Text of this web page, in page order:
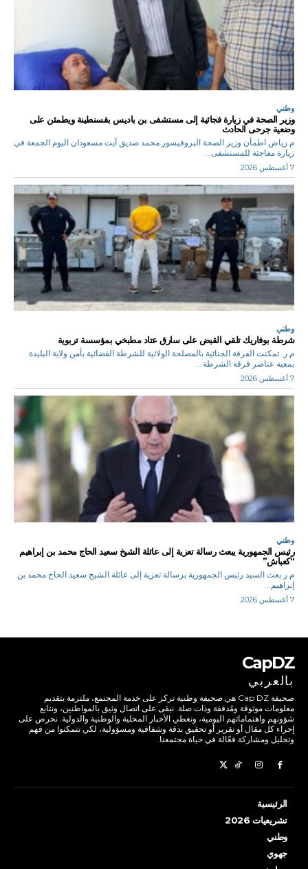
وطني
وزير الصحة في زيارة فجائية إلى مستشفى بن باديس بقسنطينة ويطمئن على
وضعية جرحى الحادث
م.رياض اطمأن وزير الصحة البروفيسور محمد صديق آيت مسعودان اليوم الجمعة في
زيارة مفاجئة للمستشفى...
7 أغسطس 2026
وطني
شرطة بوفاريك تلقي القبض على سارق عتاد مطبخي بمؤسسة تربوية
م.ر تمكنت الفرقة الجنائية بالمصلحة الولائية للشرطة القضائية بأمن ولاية البليدة
بمعية عناصر فرقة الشرطة...
7 أغسطس 2026
وطني
رئيس الجمهورية يبعث رسالة تعزية إلى عائلة الشيخ سعيد الحاج محمد بن إبراهيم
“كعباش”
م.ر بعث السيد رئيس الجمهورية برسالة تعزية إلى عائلة الشيخ سعيد الحاج محمد بن
إبراهيم...
7 أغسطس 2026
CapDZ
بالعربي
صحيفة Cap DZ هي صحيفة وطنية تركز على خدمة المجتمع، ملتزمة بتقديم
معلومات موثوقة ومُدققة وذات صلة. نبقى على اتصال وثيق بالمواطنين، ونتابع
شؤونهم واهتماماتهم اليومية، ونغطي الأخبار المحلية والوطنية والدولية. نحرص على
إجراء كل مقال أو تقرير أو تحقيق بدقة وشفافية ومسؤولية، لكي تتمكنوا من فهم
وتحليل ومشاركة فعّالة في حياة مجتمعنا.
الرئيسية
تشريعيات 2026
وطني
جهوي